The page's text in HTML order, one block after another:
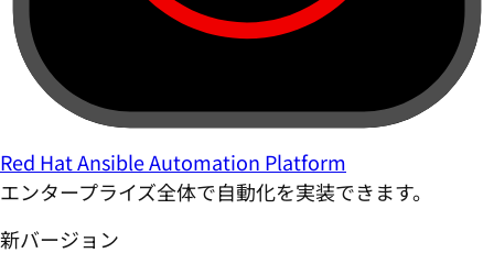
Red Hat Ansible Automation Platform
エンタープライズ全体で自動化を実装できます。
新バージョン